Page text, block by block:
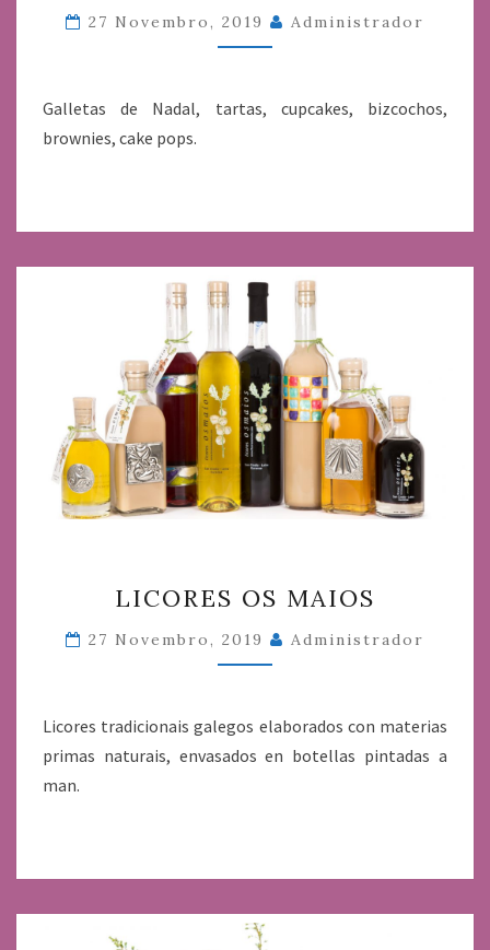
27 Novembro, 2019 Administrador
Galletas de Nadal, tartas, cupcakes, bizcochos,
brownies, cake pops.
OS
MAIOS
LICORES OS MAIOS
27 Novembro, 2019 Administrador
Licores tradicionais galegos elaborados con materias
primas naturais, envasados en botellas pintadas a
man.